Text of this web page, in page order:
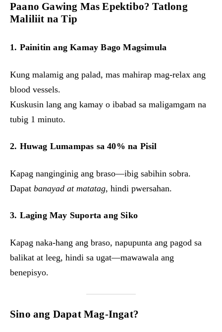
Paano Gawing Mas Epektibo? Tatlong
Maliliit na Tip
1. Painitin ang Kamay Bago Magsimula
Kung malamig ang palad, mas mahirap mag-relax ang
blood vessels.
Kuskusin lang ang kamay o ibabad sa maligamgam na
tubig 1 minuto.
2. Huwag Lumampas sa 40% na Pisil
Kapag nanginginig ang braso—ibig sabihin sobra.
Dapat banayad at matatag, hindi pwersahan.
3. Laging May Suporta ang Siko
Kapag naka-hang ang braso, napupunta ang pagod sa
balikat at leeg, hindi sa ugat—mawawala ang
benepisyo.
Sino ang Dapat Mag-Ingat?